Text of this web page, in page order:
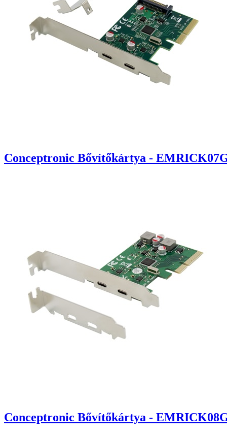
Conceptronic Bővítőkártya -
Conceptronic Bővítőkártya -